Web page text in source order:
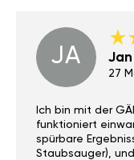
JA
27
Ich bin mit der
funktioniert
spürbare
Staubsauger),